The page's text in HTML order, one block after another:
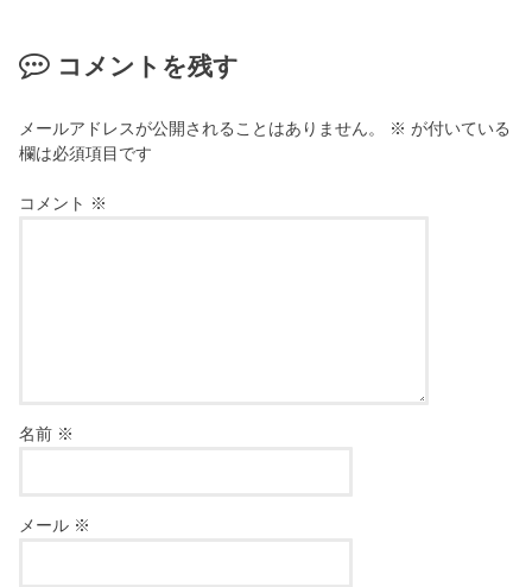
コメントを残す
メールアドレスが公開されることはありません。 ※ が付いている
欄は必須項目です
コメント ※
名前 ※
メール ※